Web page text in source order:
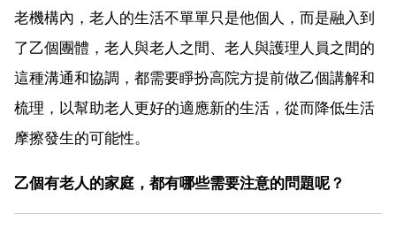
老機構內，老人的生活不單單只是他個人，而是融入到
了乙個團體，老人與老人之間、老人與護理人員之間的
這種溝通和協調，都需要睜扮高院方提前做乙個講解和
梳理，以幫助老人更好的適應新的生活，從而降低生活
摩擦發生的可能性。
乙個有老人的家庭，都有哪些需要注意的問題呢？